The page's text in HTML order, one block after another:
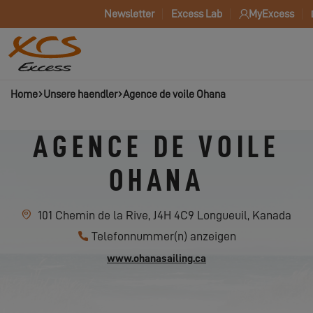
Newsletter Excess Lab MyExcess
Home Unsere haendler Agence de voile Ohana
AGENCE DE VOILE
OHANA
101 Chemin de la Rive, J4H 4C9 Longueuil, Kanada
Telefonnummer(n) anzeigen
www.ohanasailing.ca